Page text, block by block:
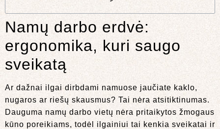
Namų darbo erdvė:
ergonomika, kuri saugo
sveikatą
Ar dažnai ilgai dirbdami namuose jaučiate kaklo,
nugaros ar riešų skausmus? Tai nėra atsitiktinumas.
Dauguma namų darbo vietų nėra pritaikytos žmogaus
kūno poreikiams, todėl ilgainiui tai kenkia sveikatai ir